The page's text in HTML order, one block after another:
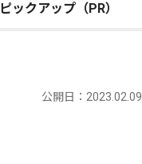
ピックアップ（PR）
公開日：2023.02.09